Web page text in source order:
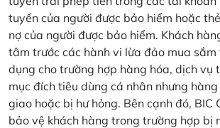
tuyến của người được bảo hiểm hoặc
nợ của người được bảo hiểm. Khách
tâm trước các hành vi lừa đảo mua
dụng cho trường hợp hàng hóa, dịch vụ
mục đích tiêu dùng cá nhân nhưng
giao hoặc bị hư hỏng. Bên cạnh đó, BIC
bảo vệ khách hàng trong trường hợp bị